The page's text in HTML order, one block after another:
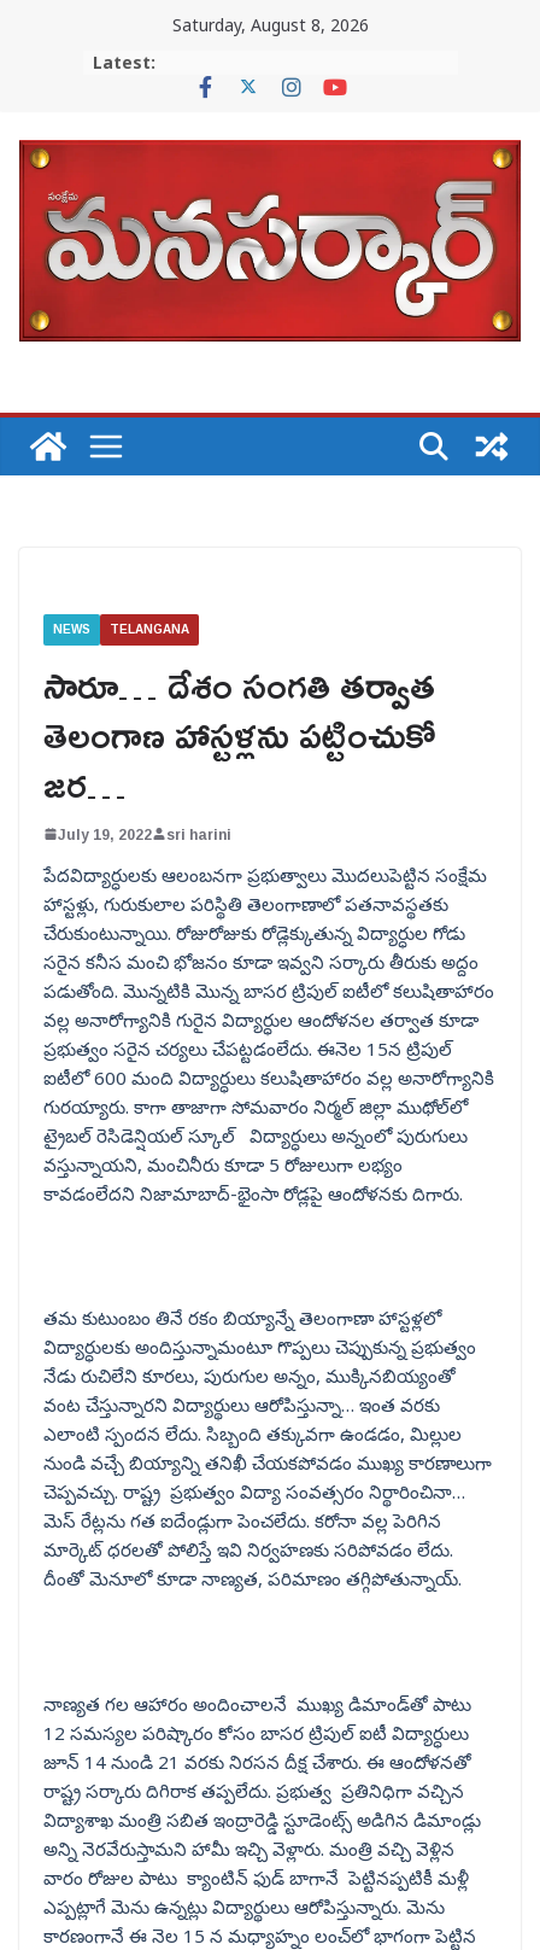
Saturday, August 8, 2026
Latest:
NEWS TELANGANA
సారూ… దేశం సంగతి తర్వాత
తెలంగాణ హాస్టళ్లను పట్టించుకో
జర…
July 19, 2022 sri harini
పేదవిద్యార్ధులకు ఆలంబనగా ప్రభుత్వాలు మొదలుపెట్టిన సంక్షేమ
హాస్టళ్లు, గురుకులాల పరిస్థితి తెలంగాణాలో పతనావస్థతకు
చేరుకుంటున్నాయి. రోజురోజుకు రోడ్లెక్కుతున్న విద్యార్ధుల గోడు
సరైన కనీస మంచి భోజనం కూడా ఇవ్వని సర్కారు తీరుకు అద్దం
పడుతోంది. మొన్నటికి మొన్న బాసర ట్రిపుల్ ఐటీలో కలుషితాహారం
వల్ల అనారోగ్యానికి గురైన విద్యార్ధుల ఆందోళనల తర్వాత కూడా
ప్రభుత్వం సరైన చర్యలు చేపట్టడంలేదు. ఈనెల 15న ట్రిపుల్
ఐటీలో 600 మంది విద్యార్ధులు కలుషితాహారం వల్ల అనారోగ్యానికి
గురయ్యారు. కాగా తాజాగా సోమవారం నిర్మల్‌ జిల్లా ముథోల్‌లో
ట్రైబల్ రెసిడెన్షియల్ స్కూల్ విద్యార్ధులు అన్నంలో పురుగులు
వస్తున్నాయని, మంచినీరు కూడా 5 రోజులుగా లభ్యం
కావడంలేదని నిజామాబాద్-భైంసా రోడ్లపై ఆందోళనకు దిగారు.
తమ కుటుంబం తినే రకం బియ్యాన్నే తెలంగాణా హాస్టళ్లలో
విద్యార్ధులకు అందిస్తున్నామంటూ గొప్పలు చెప్పుకున్న ప్రభుత్వం
నేడు రుచిలేని కూరలు, పురుగుల అన్నం, ముక్కినబియ్యంతో
వంట చేస్తున్నారని విద్యార్థులు ఆరోపిస్తున్నా… ఇంత వరకు
ఎలాంటి స్పందన లేదు. సిబ్బంది తక్కువగా ఉండడం, మిల్లుల
నుండి వచ్చే బియ్యాన్ని తనిఖీ చేయకపోవడం ముఖ్య కారణాలుగా
చెప్పవచ్చు. రాష్ట్ర ప్రభుత్వం విద్యా సంవత్సరం నిర్థారించినా…
మెస్ రేట్లను గత ఐదేండ్లుగా పెంచలేదు. కరోనా వల్ల పెరిగిన
మార్కెట్ ధరలతో పోలిస్తే ఇవి నిర్వహణకు సరిపోవడం లేదు.
దీంతో మెనూలో కూడా నాణ్యత, పరిమాణం తగ్గిపోతున్నాయ్.
నాణ్యత గల ఆహారం అందించాలనే ముఖ్య డిమాండ్‌తో పాటు
12 సమస్యల పరిష్కారం కోసం బాసర ట్రిపుల్ ఐటీ విద్యార్ధులు
జూన్ 14 నుండి 21 వరకు నిరసన దీక్ష చేశారు. ఈ ఆందోళనతో
రాష్ట్ర సర్కారు దిగిరాక తప్పలేదు. ప్రభుత్వ ప్రతినిధిగా వచ్చిన
విద్యాశాఖ మంత్రి సబిత ఇంద్రారెడ్డి స్టూడెంట్స్ అడిగిన డిమాండ్లు
అన్ని నెరవేరుస్తామని హామీ ఇచ్చి వెళ్లారు. మంత్రి వచ్చి వెళ్లిన
వారం రోజుల పాటు క్యాంటిన్ ఫుడ్ బాగానే పెట్టినప్పటికీ మళ్లీ
ఎప్పట్లాగే మెను ఉన్నట్లు విద్యార్థులు ఆరోపిస్తున్నారు. మెను
కారణంగానే ఈ నెల 15 న మధ్యాహ్నం లంచ్‌లో భాగంగా పెట్టిన